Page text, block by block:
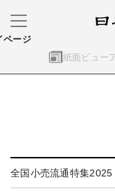
紙面ビュー
ページ
全国小売流通特集2025